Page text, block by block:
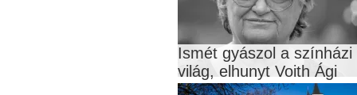
Ismét gyászol a színházi
világ, elhunyt Voith Ági